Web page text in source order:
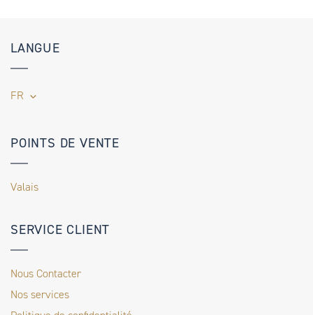
LANGUE
FR
POINTS DE VENTE
Valais
SERVICE CLIENT
Nous Contacter
Nos services